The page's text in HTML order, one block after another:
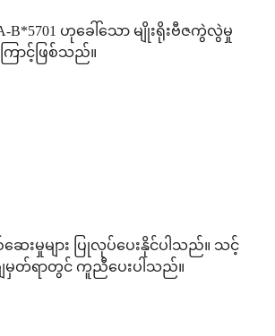
ဟုခေါ်သော မျိုးရိုးဗီဇကွဲလွဲမှု
ာင့်ဖြစ်သည်။
များ ပြုလုပ်ပေးနိုင်ပါသည်။ သင့်
ချမှတ်ရာတွင် ကူညီပေးပါသည်။